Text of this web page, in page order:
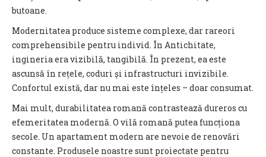
butoane.
Modernitatea produce sisteme complexe, dar rareori
comprehensibile pentru individ. În Antichitate,
ingineria era vizibilă, tangibilă. În prezent, ea este
ascunsă în rețele, coduri și infrastructuri invizibile.
Confortul există, dar nu mai este înțeles – doar consumat.
Mai mult, durabilitatea romană contrastează dureros cu
efemeritatea modernă. O vilă romană putea funcționa
secole. Un apartament modern are nevoie de renovări
constante. Produsele noastre sunt proiectate pentru